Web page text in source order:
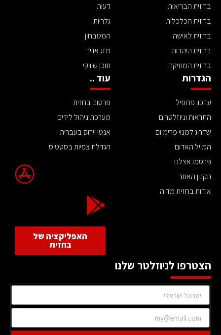
בחזית הבריאות
בחזית הכלכלית
בחזית לאישה
בחזית היהדות
בחזית המוזיקה
דעות
גלריות
המטבחון
מזג אוויר
תוכן שיווקי
הגדרות
עדכון פרופיל
התראות וניוזלטרים
שדרוג למנוי פרימיום
המייל האדום
פרסמו אצלנו
תקנון האתר
אודות בחזית מדיה
עוד ..
פרסום בחזית
מערכת ניהול לידים
אנטי וירוס בעברית
הגדלת צפיות בסטטוס
האפליקציה של
בחזית
הצטרפו לניוזלטר שלנו